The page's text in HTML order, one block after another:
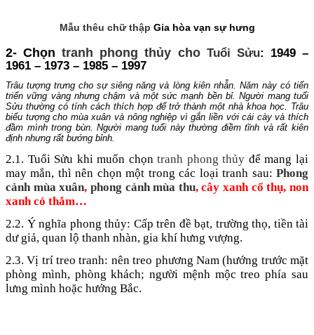
Mẫu thêu chữ thập Gia hòa vạn sự hưng
2- Chọntranh phong thủy cho Tuổi Sửu: 1949 –
1961 – 1973 – 1985 – 1997
Trâu tượng trưng cho sự siêng năng và lòng kiên nhẫn. Năm này có tiến
triển vững vàng nhưng chậm và một sức mạnh bền bỉ. Người mang tuổi
Sửu thường có tính cách thích hợp để trở thành một nhà khoa học. Trâu
biểu tượng cho mùa xuân và nông nghiệp vì gắn liền với cái cày và thích
đầm mình trong bùn. Người mang tuổi này thường điềm tĩnh và rất kiên
định nhưng rất bướng bỉnh.
2.1. Tuổi Sửu khi muốn chọntranh phong thủy để mang lại
may mắn, thì nên chọn một trong các loại tranh sau: Phong
cảnh mùa xuân, phong cảnh mùa thu, cây xanh cổ thụ, non
xanh cỏ thắm…
2.2. Ý nghĩa phong thủy: Cấp trên đề bạt, trường thọ, tiền tài
dư giả, quan lộ thanh nhàn, gia khí hưng vượng.
2.3. Vị trí treo tranh: nên treo phương Nam (hướng trước mặt
phòng mình, phòng khách; người mệnh mộc treo phía sau
lưng mình hoặc hướng Bắc.